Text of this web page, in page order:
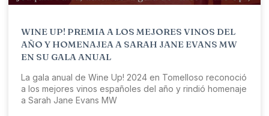
WINE UP! PREMIA A LOS MEJORES VINOS DEL
AÑO Y HOMENAJEA A SARAH JANE EVANS MW
EN SU GALA ANUAL
La gala anual de Wine Up! 2024 en Tomelloso reconoció
a los mejores vinos españoles del año y rindió homenaje
a Sarah Jane Evans MW